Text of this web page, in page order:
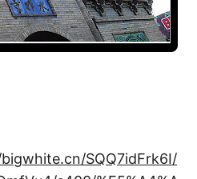
SQQ7idFrk6I/